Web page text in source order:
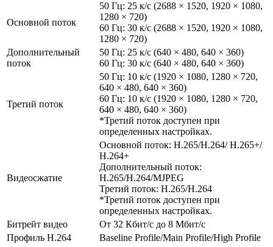
Основной поток
50 Гц: 25 к/с (2688 × 1520, 1920 × 1080,
1280 × 720)
60 Гц: 30 к/с (2688 × 1520, 1920 × 1080,
1280 × 720)
Дополнительный
поток
50 Гц: 25 к/с (640 × 480, 640 × 360)
60 Гц: 30 к/с (640 × 480, 640 × 360)
Третий поток
50 Гц: 10 к/с (1920 × 1080, 1280 × 720,
640 × 480, 640 × 360)
60 Гц: 10 к/с (1920 × 1080, 1280 × 720,
640 × 480, 640 × 360)
*Третий поток доступен при
определенных настройках.
Видеосжатие
Основной поток: H.265/H.264/ H.265+/
H.264+
Дополнительный поток:
H.265/H.264/MJPEG
Третий поток: H.265/H.264
*Третий поток доступен при
определенных настройках.
Битрейт видео
От 32 Кбит/с до 8 Мбит/с
Профиль H.264
Baseline Profile/Main Profile/High Profile